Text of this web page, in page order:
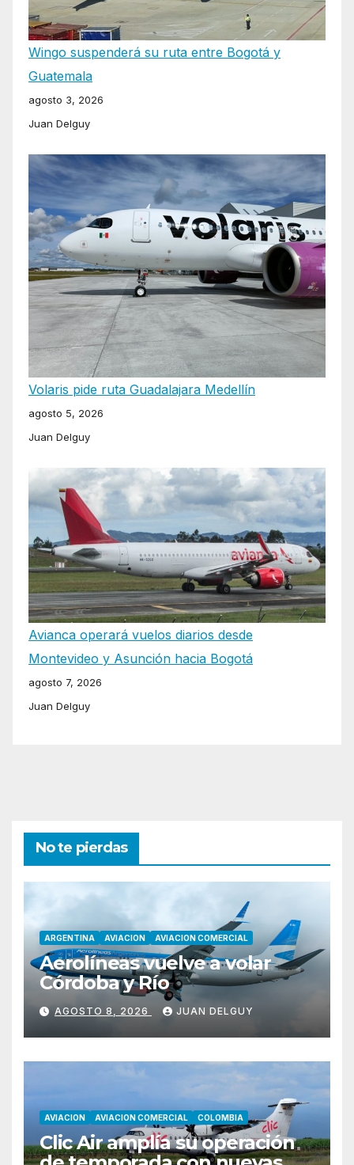
Wingo suspenderá su ruta entre Bogotá y
Guatemala
agosto 3, 2026
Juan Delguy
Volaris pide ruta Guadalajara Medellín
agosto 5, 2026
Juan Delguy
Avianca operará vuelos diarios desde
Montevideo y Asunción hacia Bogotá
agosto 7, 2026
Juan Delguy
No te pierdas
ARGENTINA AVIACION AVIACION COMERCIAL
Aerolíneas vuelve a volar
Córdoba y Río
AGOSTO 8, 2026 JUAN DELGUY
AVIACION AVIACION COMERCIAL COLOMBIA
Clic Air amplía su operación